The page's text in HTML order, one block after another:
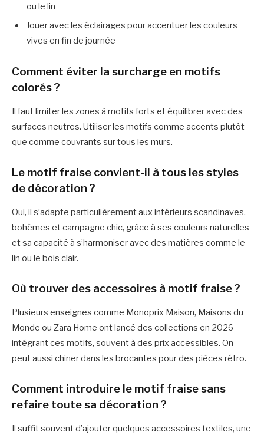
ou le lin
Jouer avec les éclairages pour accentuer les couleurs
vives en fin de journée
Comment éviter la surcharge en motifs
colorés ?
Il faut limiter les zones à motifs forts et équilibrer avec des
surfaces neutres. Utiliser les motifs comme accents plutôt
que comme couvrants sur tous les murs.
Le motif fraise convient-il à tous les styles
de décoration ?
Oui, il s’adapte particulièrement aux intérieurs scandinaves,
bohèmes et campagne chic, grâce à ses couleurs naturelles
et sa capacité à s’harmoniser avec des matières comme le
lin ou le bois clair.
Où trouver des accessoires à motif fraise ?
Plusieurs enseignes comme Monoprix Maison, Maisons du
Monde ou Zara Home ont lancé des collections en 2026
intégrant ces motifs, souvent à des prix accessibles. On
peut aussi chiner dans les brocantes pour des pièces rétro.
Comment introduire le motif fraise sans
refaire toute sa décoration ?
Il suffit souvent d’ajouter quelques accessoires textiles, une